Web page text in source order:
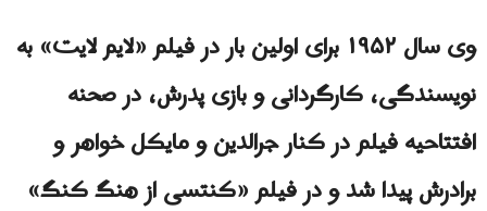
وی سال ۱۹۵۲ برای اولین بار در فیلم «لایم لایت» به
نویسندگی، کارگردانی و بازی پدرش، در صحنه
افتتاحیه فیلم در کنار جرالدین و مایکل خواهر و
برادرش پیدا شد و در فیلم «کنتسی از هنگ کنگ»